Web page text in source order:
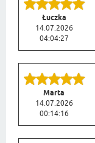
Łuczka
14.07.2026
04:04:27
Marta
14.07.2026
00:14:16